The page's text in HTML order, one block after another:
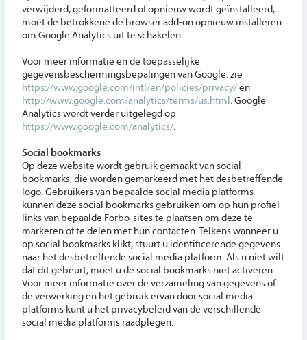
verwijderd, geformatteerd of opnieuw wordt geïnstalleerd,
moet de betrokkene de browser add-on opnieuw installeren
om Google Analytics uit te schakelen.
Voor meer informatie en de toepasselijke
gegevensbeschermingsbepalingen van Google: zie
https://www.google.com/intl/en/policies/privacy/en
http://www.google.com/analytics/terms/us.html . Google
Analytics wordt verder uitgelegd op
https://www.google.com/analytics/
Social bookmarks
Op deze website wordt gebruik gemaakt van social
bookmarks, die worden gemarkeerd met het desbetreffende
logo. Gebruikers van bepaalde social media platforms
kunnen deze social bookmarks gebruiken om op hun profiel
links van bepaalde Forbo-sites te plaatsen om deze te
markeren of te delen met hun contacten. Telkens wanneer u
op social bookmarks klikt, stuurt u identificerende gegevens
naar het desbetreffende social media platform. Als u niet wilt
dat dit gebeurt, moet u de social bookmarks niet activeren.
Voor meer informatie over de verzameling van gegevens of
de verwerking en het gebruik ervan door social media
platforms kunt u het privacybeleid van de verschillende
social media platforms raadplegen.